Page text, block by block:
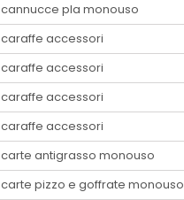
cannucce pla monouso
caraffe accessori
caraffe accessori
caraffe accessori
caraffe accessori
carte antigrasso monouso
carte pizzo e goffrate monouso